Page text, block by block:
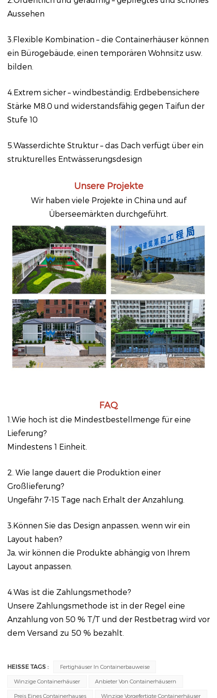
Aussehen
3.Flexible Kombination – die Containerhäuser können
ein Bürogebäude, einen temporären Wohnsitz usw.
bilden.
4.Extrem sicher – windbeständig; Erdbebensichere
Stärke M8.0 und widerstandsfähig gegen Taifun der
Stufe 10
5.Wasserdichte Struktur – das Dach verfügt über ein
strukturelles Entwässerungsdesign
Unsere Projekte
Wir haben viele Projekte in China und auf
Überseemärkten durchgeführt.
FAQ
1.Wie hoch ist die Mindestbestellmenge für eine
Lieferung?
Mindestens 1 Einheit.
2. Wie lange dauert die Produktion einer
Großlieferung?
Ungefähr 7-15 Tage nach Erhalt der Anzahlung.
3.Können Sie das Design anpassen, wenn wir ein
Layout haben?
Ja, wir können die Produkte abhängig von Ihrem
Layout anpassen.
4.Was ist die Zahlungsmethode?
Unsere Zahlungsmethode ist in der Regel eine
Anzahlung von 50 % T/T und der Restbetrag wird vor
dem Versand zu 50 % bezahlt.
HEISSE TAGS : Fertighäuser In Containerbauweise
Winzige Containerhäuser Anbieter Von Containerhäusern
Preis Eines Containerhauses Winzige Vorgefertigte Containerhäuser